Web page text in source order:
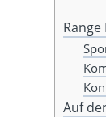
Range
Auf